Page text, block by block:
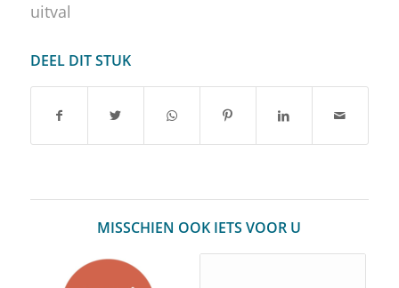
uitval
DEEL DIT STUK
MISSCHIEN OOK IETS VOOR U